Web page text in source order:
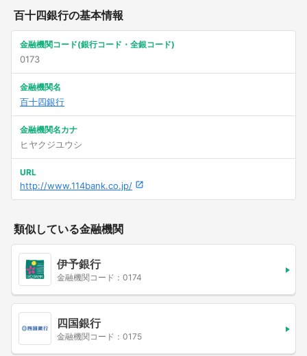
百十四銀行の基本情報
金融機関コード(銀行コード・全銀コード)
0173
金融機関名
百十四銀行
金融機関名カナ
ヒヤクジユウシ
URL
http://www.114bank.co.jp/
類似している金融機関
伊予銀行
金融機関コード：0174
四国銀行
金融機関コード：0175